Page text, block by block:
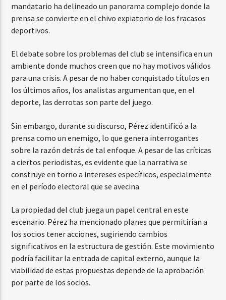
mandatario ha delineado un panorama complejo donde la
prensa se convierte en el chivo expiatorio de los fracasos
deportivos.
El debate sobre los problemas del club se intensifica en un
ambiente donde muchos creen que no hay motivos válidos
para una crisis. A pesar de no haber conquistado títulos en
los últimos años, los analistas argumentan que, en el
deporte, las derrotas son parte del juego.
Sin embargo, durante su discurso, Pérez identificó a la
prensa como un enemigo, lo que genera interrogantes
sobre la razón detrás de tal enfoque. A pesar de las críticas
a ciertos periodistas, es evidente que la narrativa se
construye en torno a intereses específicos, especialmente
en el período electoral que se avecina.
La propiedad del club juega un papel central en este
escenario. Pérez ha mencionado planes que permitirían a
los socios tener acciones, sugiriendo cambios
significativos en la estructura de gestión. Este movimiento
podría facilitar la entrada de capital externo, aunque la
viabilidad de estas propuestas depende de la aprobación
por parte de los socios.